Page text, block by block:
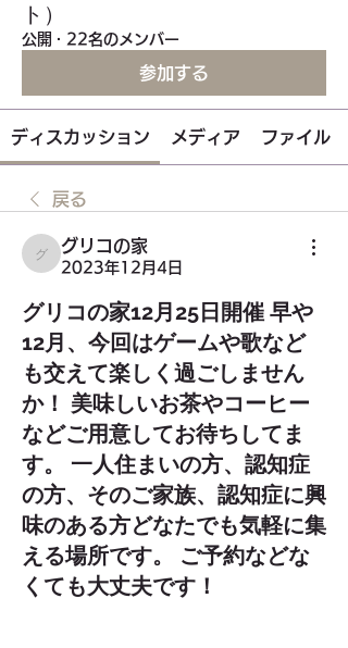
ト）
公開 · 22名のメンバー
参加する
ディスカッション メディア ファイル
戻る
グリコの家
グリコの家
2023年12月4日
グリコの家12月25日開催 早や
12月、今回はゲームや歌など
も交えて楽しく過ごしません
か！ 美味しいお茶やコーヒー
などご用意してお待ちしてま
す。 一人住まいの方、認知症
の方、そのご家族、認知症に興
味のある方どなたでも気軽に集
える場所です。 ご予約などな
くても大丈夫です！